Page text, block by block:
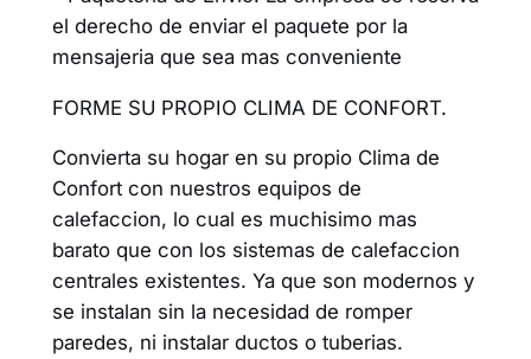
el derecho de enviar el paquete por la
mensajeria que sea mas conveniente
FORME SU PROPIO CLIMA DE CONFORT.
Convierta su hogar en su propio Clima de
Confort con nuestros equipos de
calefaccion, lo cual es muchisimo mas
barato que con los sistemas de calefaccion
centrales existentes. Ya que son modernos y
se instalan sin la necesidad de romper
paredes, ni instalar ductos o tuberias.